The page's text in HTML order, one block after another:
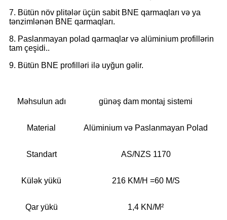
7. Bütün növ plitələr üçün sabit BNE qarmaqları və ya
tənzimlənən BNE qarmaqları.
8. Paslanmayan polad qarmaqlar və alüminium profillərin
tam çeşidi..
9. Bütün BNE profilləri ilə uyğun gəlir.
Məhsulun adı günəş dam montaj sistemi
Material Alüminium və Paslanmayan Polad
Standart AS/NZS 1170
Külək yükü 216 KM/H =60 M/S
Qar yükü 1,4 KN/M²